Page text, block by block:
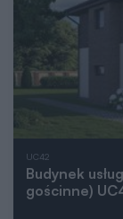
UC42
Budynek
gościnne)